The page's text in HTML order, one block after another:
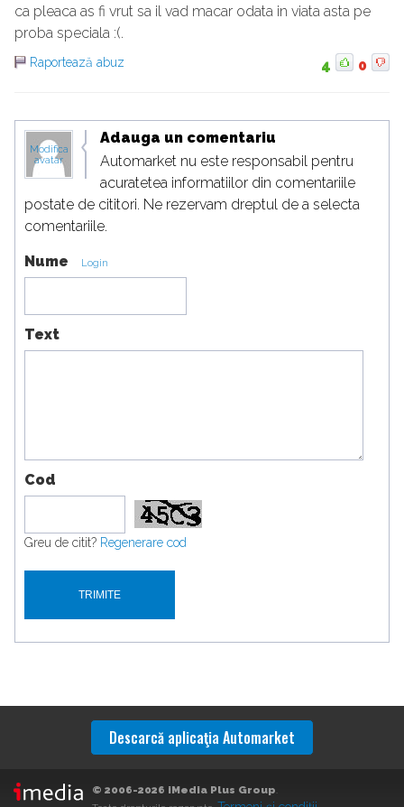
ca pleaca as fi vrut sa il vad macar odata in viata asta pe
proba speciala :(.
Raportează abuz 4 0
Modifica
avatar
Adauga un comentariu
Automarket nu este responsabil pentru
acuratetea informatiilor din comentariile
postate de cititori. Ne rezervam dreptul de a selecta
comentariile.
Nume Login
Text
Cod
Greu de citit? Regenerare cod
Descarcă aplicaţia Automarket
© 2006-2026 iMedia Plus Group.